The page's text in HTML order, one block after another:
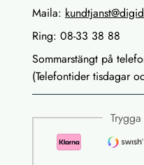
Maila:
Ring: 08-33 38 88
Sommarstängt på
(Telefontider tisdagar